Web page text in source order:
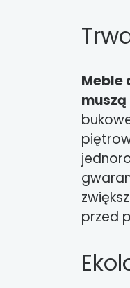
Meble
przed